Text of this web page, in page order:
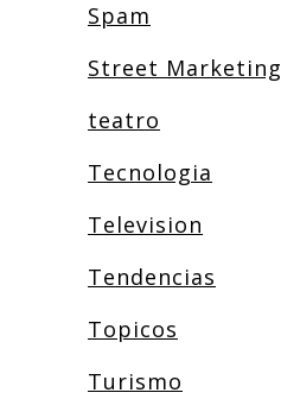
Spam
Street Marketing
teatro
Tecnologia
Television
Tendencias
Topicos
Turismo